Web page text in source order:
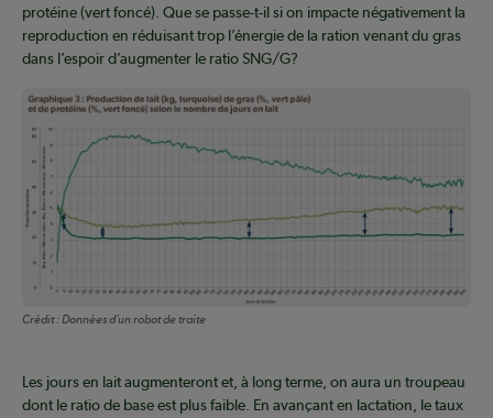
protéine (vert foncé). Que se passe-t-il si on impacte négativement la
reproduction en réduisant trop l’énergie de la ration venant du gras
dans l’espoir d’augmenter le ratio SNG/G?
Crédit :Données d’un robot de traite
Les jours en lait augmenteront et, à long terme, on aura un troupeau
dont le ratio de base est plus faible. En avançant en lactation, le taux